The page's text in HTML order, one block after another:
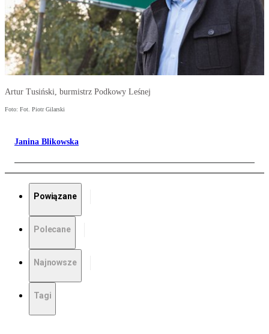
Artur Tusiński, burmistrz Podkowy Leśnej
Foto: Fot. Piotr Gilarski
Janina Blikowska
Powiązane
Polecane
Najnowsze
Tagi